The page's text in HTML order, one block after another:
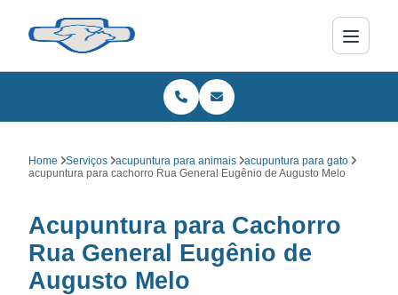
Home Serviços acupuntura para animais
acupuntura para gato
acupuntura para cachorro Rua General Eugênio de Augusto Melo
Acupuntura para Cachorro
Rua General Eugênio de
Augusto Melo